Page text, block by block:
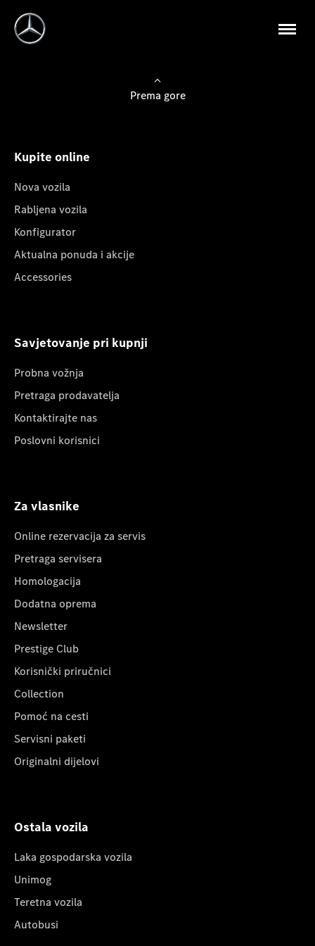
Prema gore
Kupite online
Nova vozila
Rabljena vozila
Konfigurator
Aktualna ponuda i akcije
Accessories
Savjetovanje pri kupnji
Probna vožnja
Pretraga prodavatelja
Kontaktirajte nas
Poslovni korisnici
Za vlasnike
Online rezervacija za servis
Pretraga servisera
Homologacija
Dodatna oprema
Newsletter
Prestige Club
Korisnički priručnici
Collection
Pomoć na cesti
Servisni paketi
Originalni dijelovi
Ostala vozila
Laka gospodarska vozila
Unimog
Teretna vozila
Autobusi